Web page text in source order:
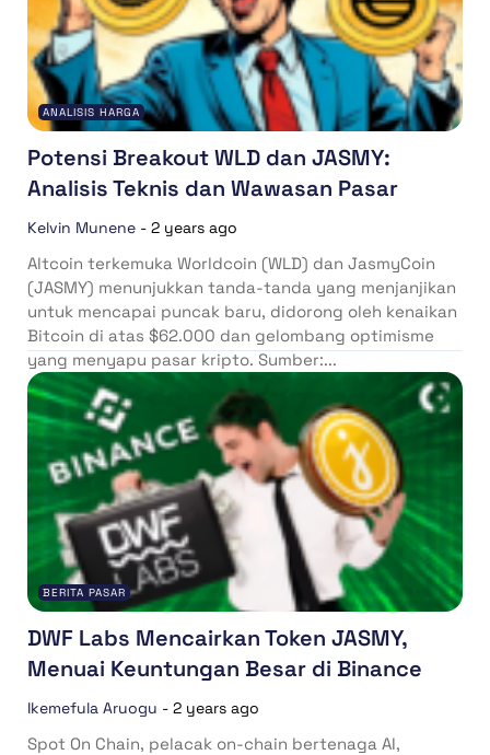
ANALISIS HARGA
Potensi Breakout WLD dan JASMY:
Analisis Teknis dan Wawasan Pasar
Kelvin Munene - 2 years ago
Altcoin terkemuka Worldcoin (WLD) dan JasmyCoin
(JASMY) menunjukkan tanda-tanda yang menjanjikan
untuk mencapai puncak baru, didorong oleh kenaikan
Bitcoin di atas $62.000 dan gelombang optimisme
yang menyapu pasar kripto. Sumber:...
BERITA PASAR
DWF Labs Mencairkan Token JASMY,
Menuai Keuntungan Besar di Binance
Ikemefula Aruogu - 2 years ago
Spot On Chain, pelacak on-chain bertenaga AI,